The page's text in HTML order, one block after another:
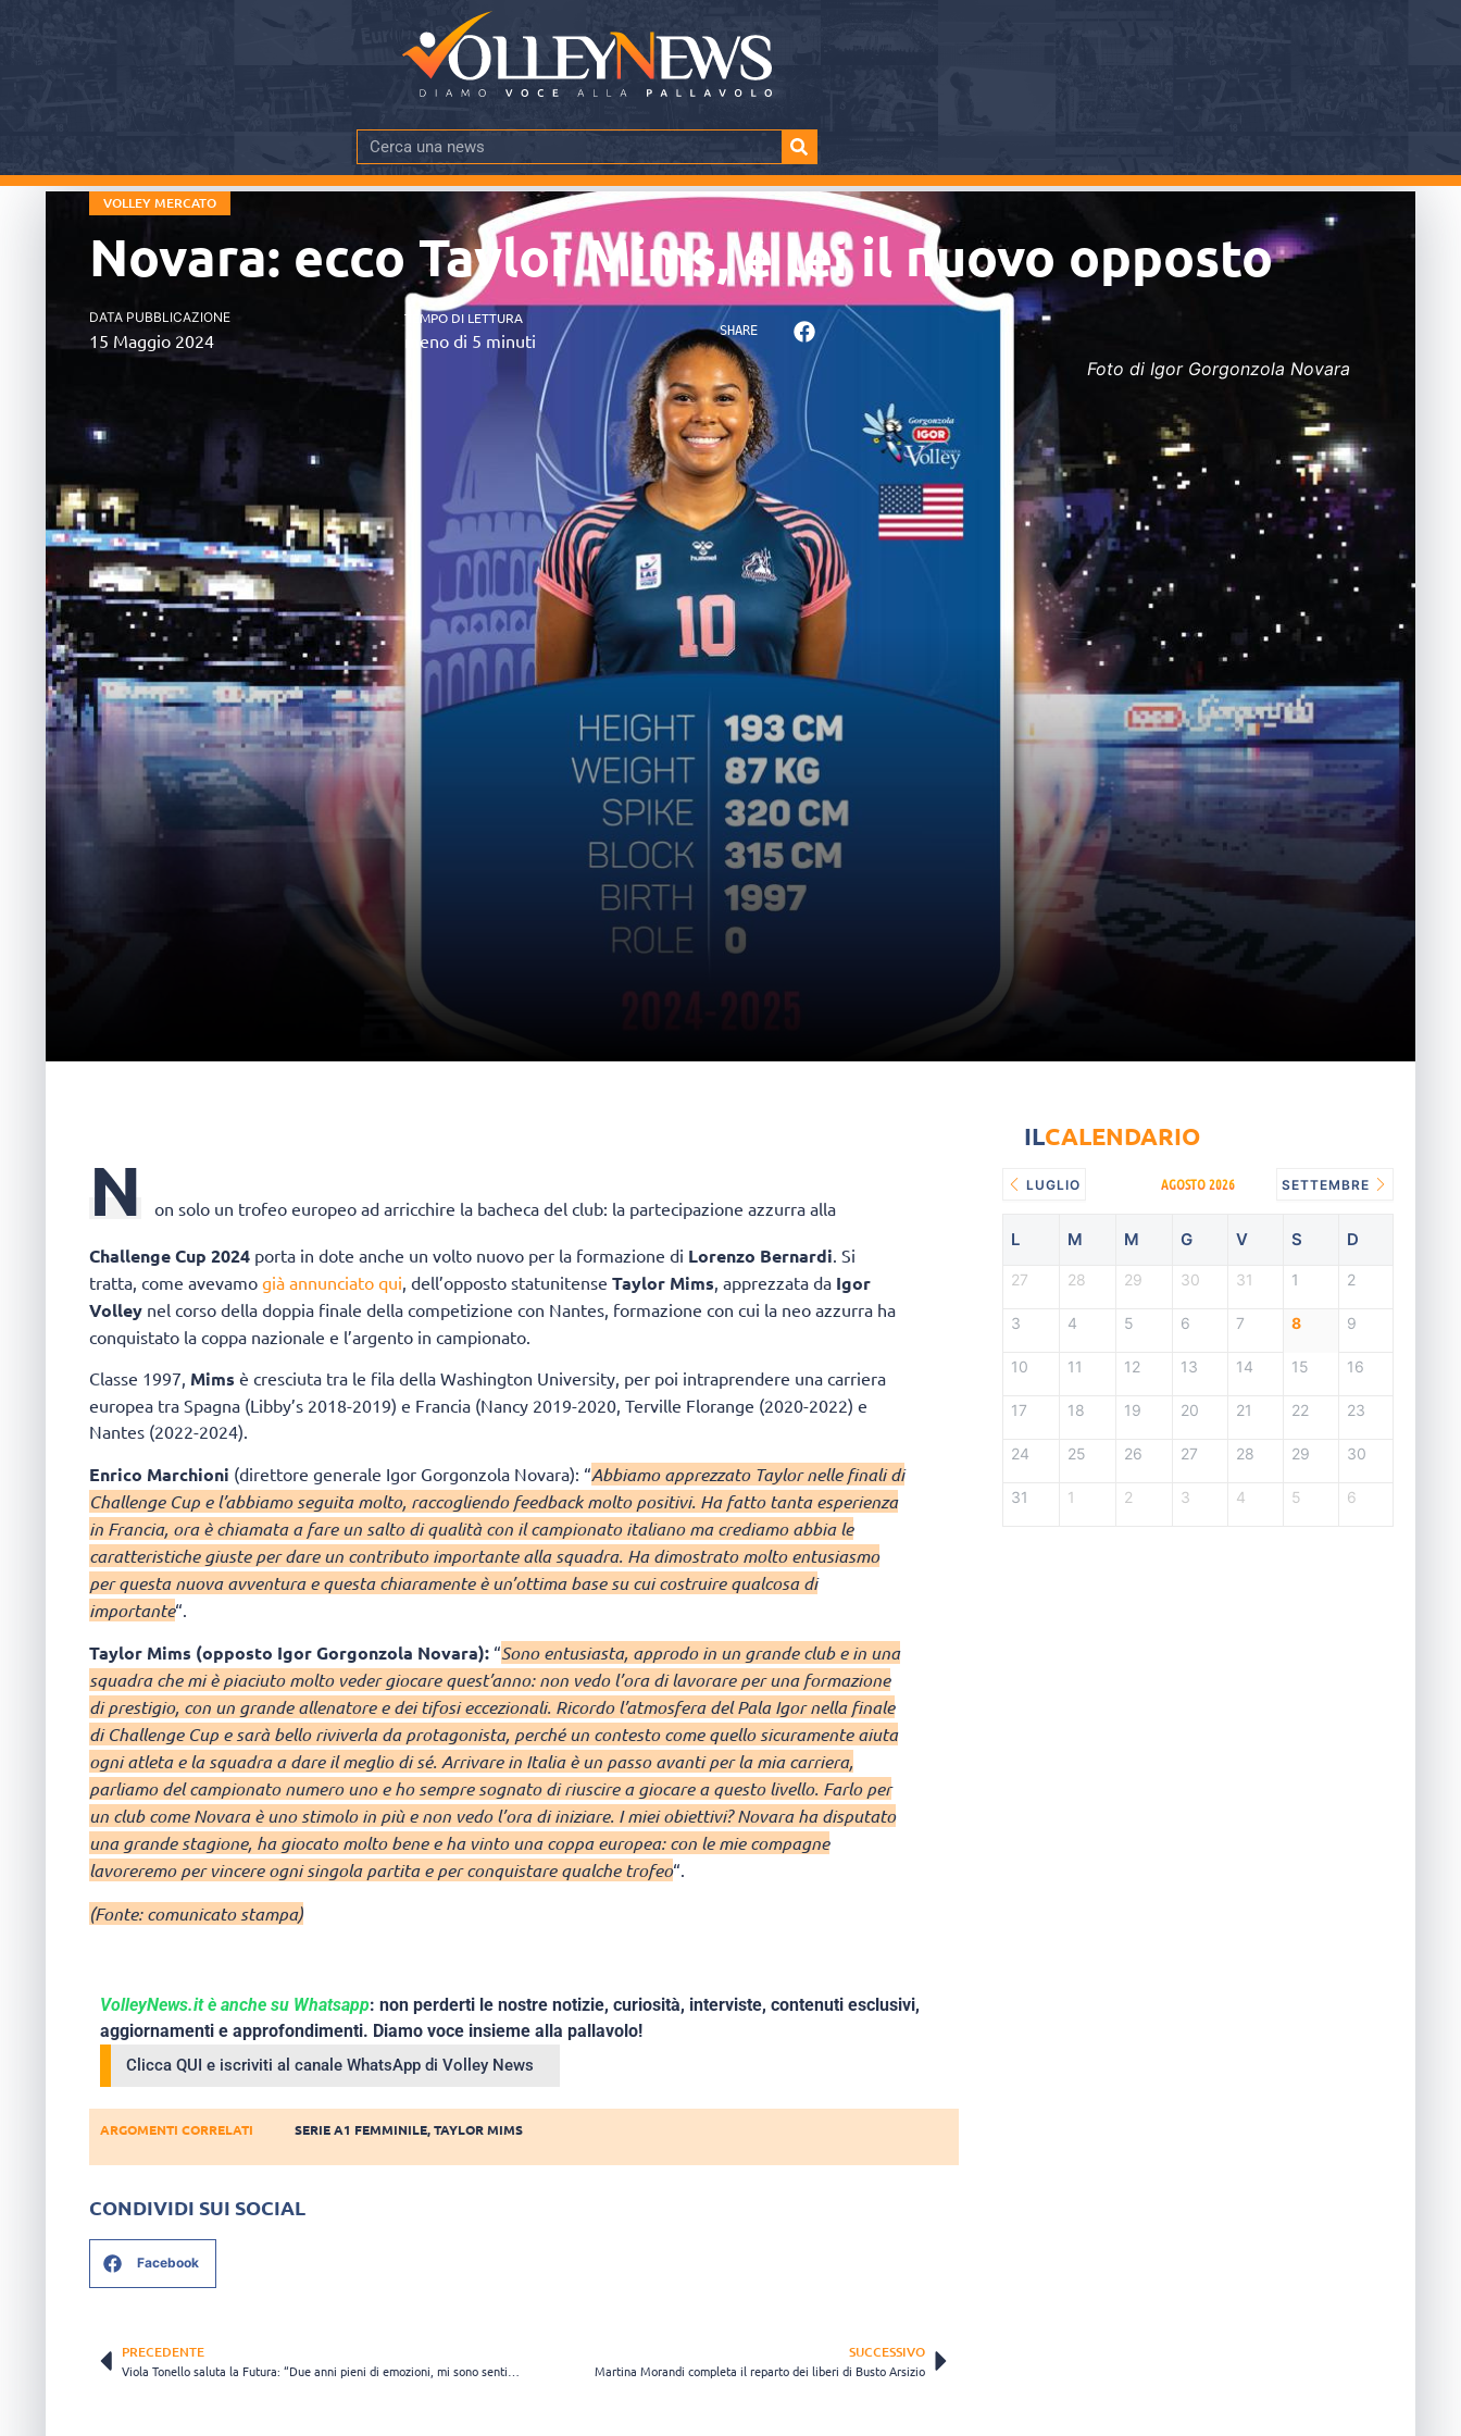
VOLLEY MERCATO
Novara: ecco Taylor Mims, è lei il nuovo opposto
DATA PUBBLICAZIONE
15 Maggio 2024
TEMPO DI LETTURA
meno di 5 minuti SHARE
Foto di Igor Gorgonzola Novara
N on solo un trofeo europeo ad arricchire la bacheca del club: la partecipazione azzurra alla
Challenge Cup 2024 porta in dote anche un volto nuovo per la formazione di Lorenzo Bernardi . Si
tratta, come avevamo già annunciato qui , dell’opposto statunitense Taylor Mims , apprezzata da Igor
Volley nel corso della doppia finale della competizione con Nantes, formazione con cui la neo azzurra ha
conquistato la coppa nazionale e l’argento in campionato.
Classe 1997, Mims è cresciuta tra le fila della Washington University, per poi intraprendere una carriera
europea tra Spagna (Libby’s 2018-2019) e Francia (Nancy 2019-2020, Terville Florange (2020-2022) e
Nantes (2022-2024).
Enrico Marchioni (direttore generale Igor Gorgonzola Novara): “Abbiamo apprezzato Taylor nelle finali di
Challenge Cup e l’abbiamo seguita molto, raccogliendo feedback molto positivi. Ha fatto tanta esperienza
in Francia, ora è chiamata a fare un salto di qualità con il campionato italiano ma crediamo abbia le
caratteristiche giuste per dare un contributo importante alla squadra. Ha dimostrato molto entusiasmo
per questa nuova avventura e questa chiaramente è un’ottima base su cui costruire qualcosa di
importante“.
Taylor Mims (opposto Igor Gorgonzola Novara): “Sono entusiasta, approdo in un grande club e in una
squadra che mi è piaciuto molto veder giocare quest’anno: non vedo l’ora di lavorare per una formazione
di prestigio, con un grande allenatore e dei tifosi eccezionali. Ricordo l’atmosfera del Pala Igor nella finale
di Challenge Cup e sarà bello riviverla da protagonista, perché un contesto come quello sicuramente aiuta
ogni atleta e la squadra a dare il meglio di sé. Arrivare in Italia è un passo avanti per la mia carriera,
parliamo del campionato numero uno e ho sempre sognato di riuscire a giocare a questo livello. Farlo per
un club come Novara è uno stimolo in più e non vedo l’ora di iniziare. I miei obiettivi? Novara ha disputato
una grande stagione, ha giocato molto bene e ha vinto una coppa europea: con le mie compagne
lavoreremo per vincere ogni singola partita e per conquistare qualche trofeo“.
(Fonte: comunicato stampa)
VolleyNews.it è anche su Whatsapp: non perderti le nostre notizie, curiosità, interviste, contenuti esclusivi,
aggiornamenti e approfondimenti. Diamo voce insieme alla pallavolo!
Clicca QUI e iscriviti al canale WhatsApp di Volley News
ARGOMENTI CORRELATI SERIE A1 FEMMINILE,TAYLOR MIMS
CONDIVIDI SUI SOCIAL
Facebook
PRECEDENTE SUCCESSIVO
Martina Morandi completa il reparto dei liberi di Busto Arsizio
ILCALENDARIO
LUGLIO AGOSTO 2026 SETTEMBRE
L M M G V S D
27 28 29 30 31 1 2
3 4 5 6 7 8 9
10 11 12 13 14 15 16
17 18 19 20 21 22 23
24 25 26 27 28 29 30
31 1 2 3 4 5 6